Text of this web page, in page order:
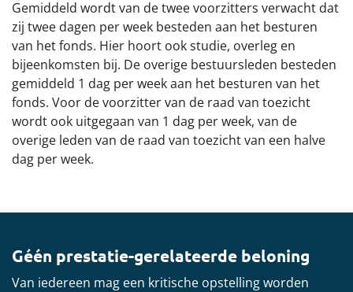
Financiën
Beleggingsbeleid
Translate
Het nieuwe pensioen
Downloads
Gemiddeld wordt van de twee voorzitters verwacht dat
zij twee dagen per week besteden aan het besturen
van het fonds. Hier hoort ook studie, overleg en
bijeenkomsten bij. De overige bestuursleden besteden
gemiddeld 1 dag per week aan het besturen van het
fonds. Voor de voorzitter van de raad van toezicht
wordt ook uitgegaan van 1 dag per week, van de
overige leden van de raad van toezicht van een halve
dag per week.
Géén prestatie-gerelateerde beloning
Van iedereen mag een kritische opstelling worden